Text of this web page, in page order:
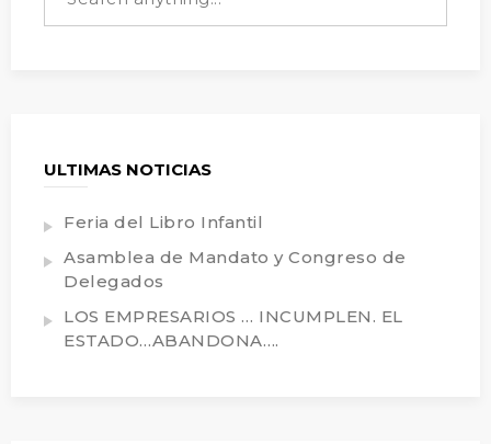
ULTIMAS NOTICIAS
Feria del Libro Infantil
Asamblea de Mandato y Congreso de
Delegados
LOS EMPRESARIOS … INCUMPLEN. EL
ESTADO…ABANDONA….